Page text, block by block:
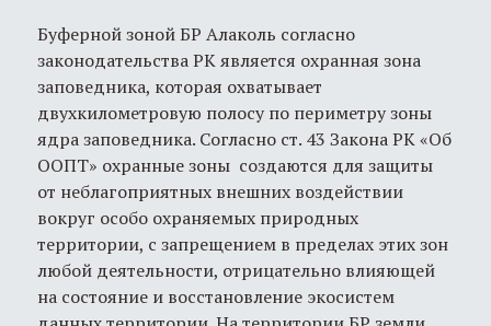
Буферной зоной БР Алаколь согласно
законодательства РК является охранная зона
заповедника, которая охватывает
двухкилометровую полосу по периметру зоны
ядра заповедника. Согласно ст. 43 Закона РК «Об
ООПТ» охранные зоны создаются для защиты
от неблагоприятных внешних воздействии
вокруг особо охраняемых природных
территории, с запрещением в пределах этих зон
любой деятельности, отрицательно влияющей
на состояние и восстановление экосистем